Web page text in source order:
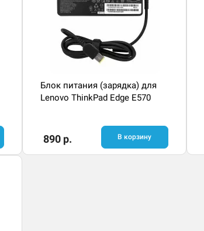
Блок питания (зарядка) для
Lenovo ThinkPad Edge E570
890 р. В корзину